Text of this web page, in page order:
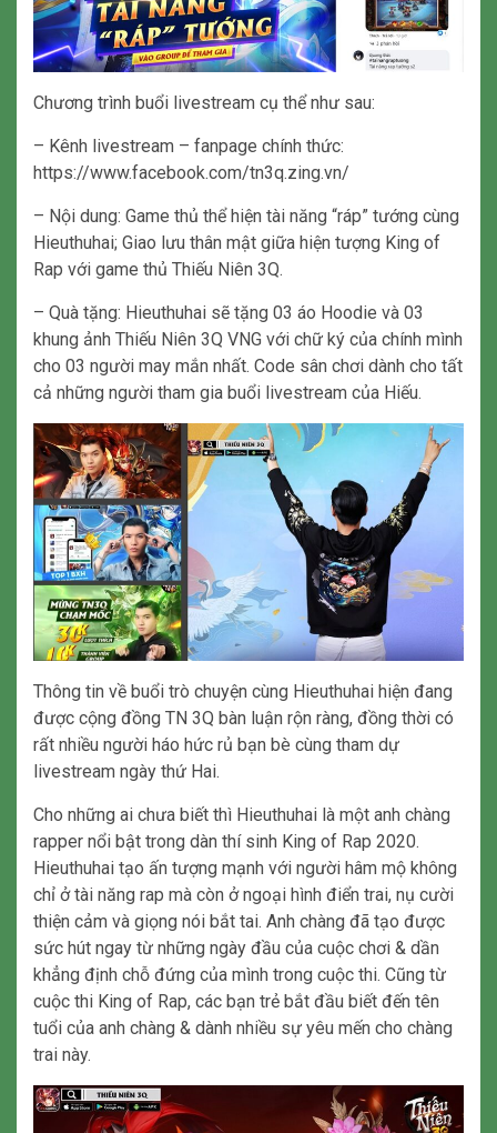
Chương trình buổi livestream cụ thể như sau:
– Kênh livestream – fanpage chính thức:
https://www.facebook.com/tn3q.zing.vn/
– Nội dung: Game thủ thể hiện tài năng “ráp” tướng cùng
Hieuthuhai; Giao lưu thân mật giữa hiện tượng King of
Rap với game thủ Thiếu Niên 3Q.
– Quà tặng: Hieuthuhai sẽ tặng 03 áo Hoodie và 03
khung ảnh Thiếu Niên 3Q VNG với chữ ký của chính mình
cho 03 người may mắn nhất. Code sân chơi dành cho tất
cả những người tham gia buổi livestream của Hiếu.
Thông tin về buổi trò chuyện cùng Hieuthuhai hiện đang
được cộng đồng TN 3Q bàn luận rộn ràng, đồng thời có
rất nhiều người háo hức rủ bạn bè cùng tham dự
livestream ngày thứ Hai.
Cho những ai chưa biết thì Hieuthuhai là một anh chàng
rapper nổi bật trong dàn thí sinh King of Rap 2020.
Hieuthuhai tạo ấn tượng mạnh với người hâm mộ không
chỉ ở tài năng rap mà còn ở ngoại hình điển trai, nụ cười
thiện cảm và giọng nói bắt tai. Anh chàng đã tạo được
sức hút ngay từ những ngày đầu của cuộc chơi & dần
khẳng định chỗ đứng của mình trong cuộc thi. Cũng từ
cuộc thi King of Rap, các bạn trẻ bắt đầu biết đến tên
tuổi của anh chàng & dành nhiều sự yêu mến cho chàng
trai này.